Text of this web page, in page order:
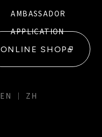
AMBASSADOR
APPLICATION
ONLINE SHOP
EN ZH